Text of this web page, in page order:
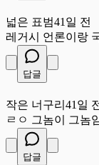
넓은 표범41일 전
레거시 언론이랑
답글
작은 너구리 41일
ㄹㅇ 그놈이 그놈
답글